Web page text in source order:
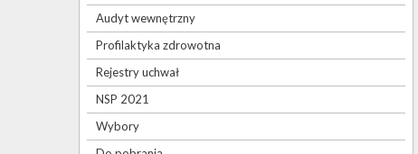
Audyt wewnętrzny
Profilaktyka zdrowotna
Rejestry uchwał
NSP 2021
Wybory